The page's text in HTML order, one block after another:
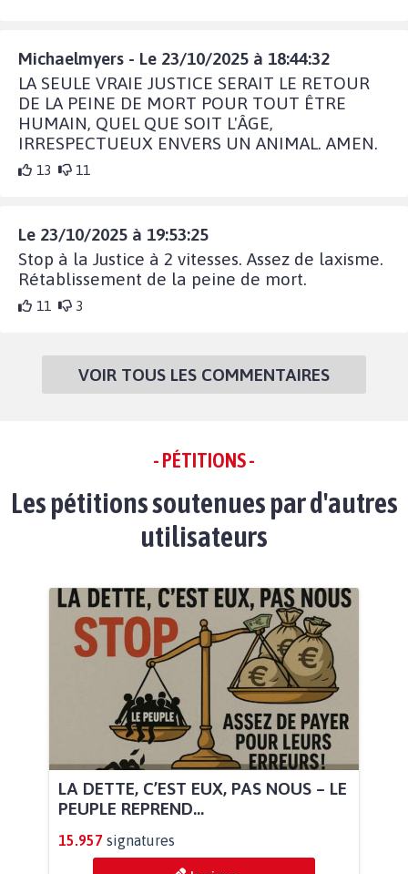
Michaelmyers - Le 23/10/2025 à 18:44:32
LA SEULE VRAIE JUSTICE SERAIT LE RETOUR
DE LA PEINE DE MORT POUR TOUT ÊTRE
HUMAIN, QUEL QUE SOIT L'ÂGE,
IRRESPECTUEUX ENVERS UN ANIMAL. AMEN.
13 11
Le 23/10/2025 à 19:53:25
Stop à la Justice à 2 vitesses. Assez de laxisme.
Rétablissement de la peine de mort.
11 3
VOIR TOUS LES COMMENTAIRES
- PÉTITIONS -
Les pétitions soutenues par d'autres
utilisateurs
LA DETTE, C’EST EUX, PAS NOUS – LE
PEUPLE REPREND...
15.957 signatures